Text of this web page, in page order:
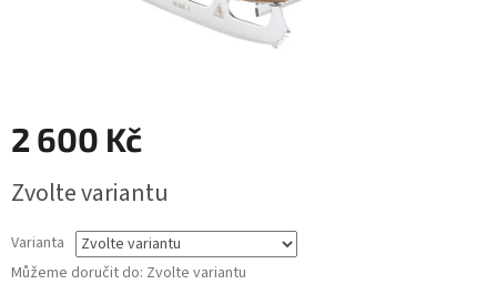
2 600 Kč
cena:
Zvolte variantu
Varianta
Můžeme doručit do: Zvolte variantu